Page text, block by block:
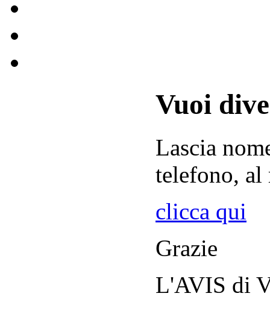
Vuoi
Lascia
telefono, al
clicca qui
Grazie
L'AVIS di